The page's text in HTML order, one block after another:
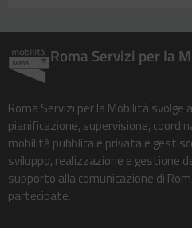
Roma Servizi per la
Roma Servizi per la Mobilità
pianificazione, supervisione,
mobilità pubblica e privata e
sviluppo, realizzazione e gestione
supporto alla comunicazione di
partecipate.